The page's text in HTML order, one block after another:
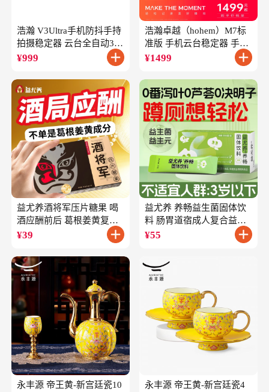
浩瀚 V3Ultra手机防抖手持
拍摄稳定器 云台全自动360
度旋转跟拍 户外直播短视
¥999
浩瀚卓越（hohem）M7标
准版 手机云台稳定器 手持
云台正交三轴防抖 直播支
¥1499
益尤养酒将军压片糖果 喝
酒应酬前后 葛根姜黄复合
成分
¥39
益尤养 养畅益生菌固体饮
料 肠胃道宿成人复合益生
元
¥55
永丰源 帝王黄-新宫廷瓷10
永丰源 帝王黄-新宫廷瓷4